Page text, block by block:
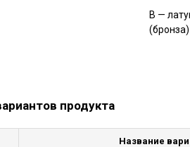
B —
(бронза)
продукта
Название